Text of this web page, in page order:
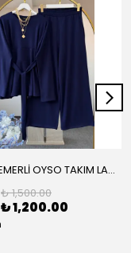
RENA KEMERLİ OYSO TAKIM LACİVERT
₺ 1,500.00
₺ 1,200.00